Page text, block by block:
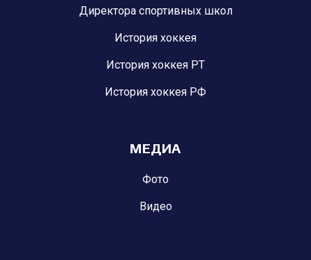
Директора спортивных школ
История хоккея
История хоккея РТ
История хоккея РФ
МЕДИА
Фото
Видео